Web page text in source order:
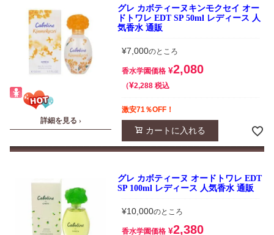
詳細を見る ›
グレ カボティーヌキンモクセイ オー
ドトワレ EDT SP 50ml レディース 人
気香水 通販
¥7,000のところ
香水学園価格 ¥2,080
¥2,288 税込
激安71％OFF！
カートに入れる
グレ カボティーヌ オードトワレ EDT
SP 100ml レディース 人気香水 通販
¥10,000のところ
香水学園価格 ¥2,380